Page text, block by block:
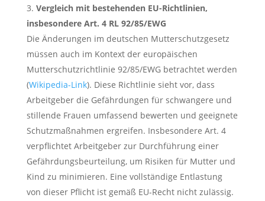
Vergleich mit bestehenden EU-Richtlinien,
insbesondere Art. 4 RL 92/85/EWG
Die Änderungen im deutschen Mutterschutzgesetz
müssen auch im Kontext der europäischen
Mutterschutzrichtlinie 92/85/EWG betrachtet werden
(Wikipedia-Link). Diese Richtlinie sieht vor, dass
Arbeitgeber die Gefährdungen für schwangere und
stillende Frauen umfassend bewerten und geeignete
Schutzmaßnahmen ergreifen. Insbesondere Art. 4
verpflichtet Arbeitgeber zur Durchführung einer
Gefährdungsbeurteilung, um Risiken für Mutter und
Kind zu minimieren. Eine vollständige Entlastung
von dieser Pflicht ist gemäß EU-Recht nicht zulässig.